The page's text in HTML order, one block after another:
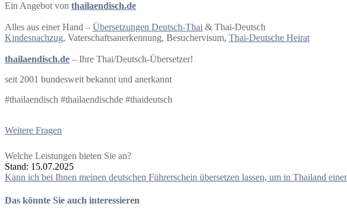
Ein Angebot von thailaendisch.de
Alles aus einer Hand – Übersetzungen Deutsch-Thai & Thai-Deutsch
Kindesnachzug, Vaterschaftsanerkennung, Besuchervisum, Thai-Deutsche Heirat
thailaendisch.de – Ihre Thai/Deutsch-Übersetzer!
seit 2001 bundesweit bekannt und anerkannt
#thailaendisch #thailaendischde #thaideutsch
Weitere Fragen
Welche Leistungen bieten Sie an?
Stand: 15.07.2025
Beitragsnavigation
Kann ich bei Ihnen meinen deutschen Führerschein übersetzen lassen, um in Thailand
Das könnte Sie auch interessieren